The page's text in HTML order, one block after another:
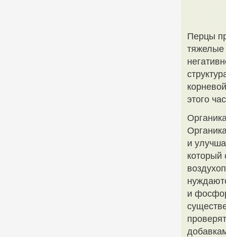
Перцы
тяжелые
этого
и
который
и